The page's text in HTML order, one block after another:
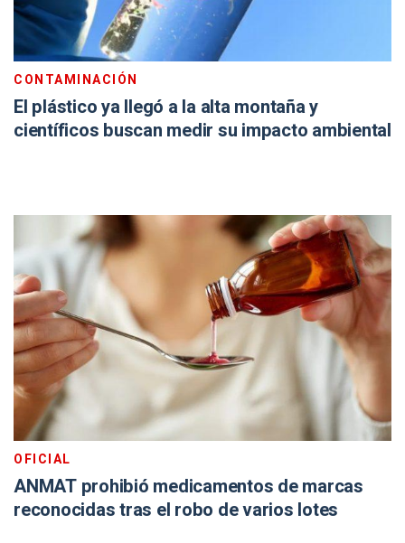
CONTAMINACIÓN
El plástico ya llegó a la alta montaña y
científicos buscan medir su impacto ambiental
OFICIAL
ANMAT prohibió medicamentos de marcas
reconocidas tras el robo de varios lotes